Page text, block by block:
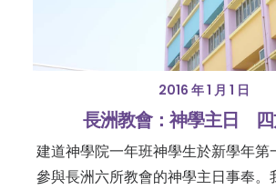
2016 年 1 月 1 日
長洲教會：神學主日
建道神學院一年班神學生於新學年第
參與長洲六所教會的神學主日事奉。